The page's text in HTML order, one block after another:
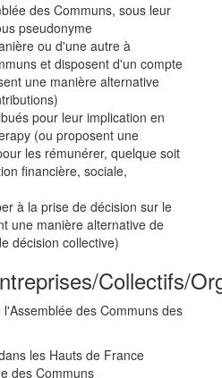
des Communs, sous leur
pseudonyme
ou d'une autre à
et disposent d'un compte
une manière alternative
pour leur implication en
(ou proposent une
les rémunérer, quelque soit
financière, sociale,
à la prise de décision sur le
une manière alternative de
décision collective)
Collectifs/
des Communs des
les Hauts de France
des Communs